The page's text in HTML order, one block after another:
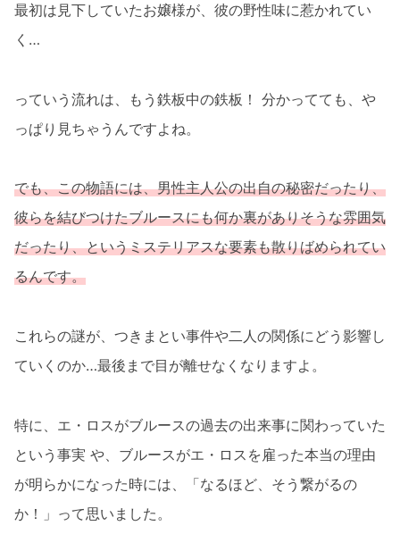
最初は見下していたお嬢様が、彼の野性味に惹かれてい
く…
っていう流れは、もう鉄板中の鉄板！ 分かってても、や
っぱり見ちゃうんですよね。
でも、この物語には、男性主人公の出自の秘密だったり、
彼らを結びつけたブルースにも何か裏がありそうな雰囲気
だったり、というミステリアスな要素も散りばめられてい
るんです。
これらの謎が、つきまとい事件や二人の関係にどう影響し
ていくのか…最後まで目が離せなくなりますよ。
特に、エ・ロスがブルースの過去の出来事に関わっていた
という事実 や、ブルースがエ・ロスを雇った本当の理由
が明らかになった時には、「なるほど、そう繋がるの
か！」って思いました。